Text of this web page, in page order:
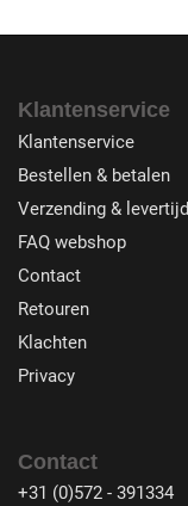
Klantenservice
Klantenservice
Bestellen & betalen
Verzending & levertijd
FAQ webshop
Contact
Retouren
Klachten
Privacy
Contact
+31 (0)572 - 391334